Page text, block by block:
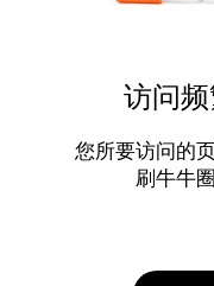
访问
您所要访问的
刷牛牛